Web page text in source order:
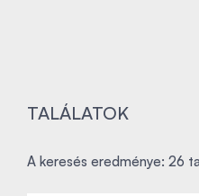
TALÁLATOK
A keresés eredménye: 26